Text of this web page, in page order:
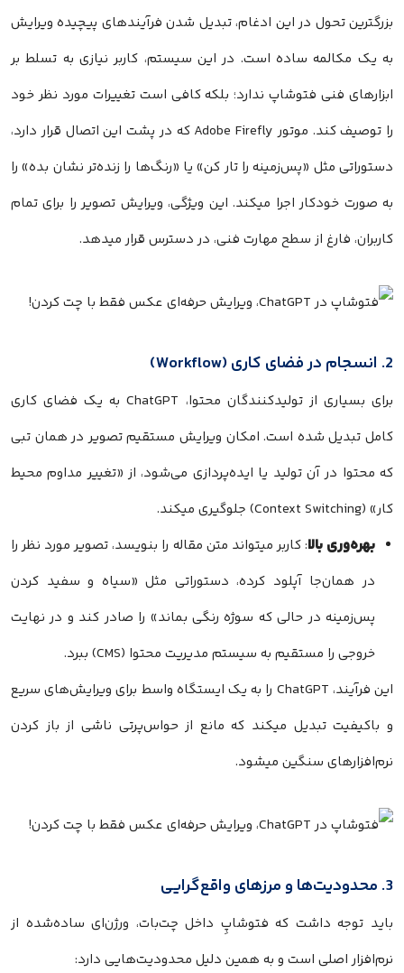
بزرگترین تحول در این ادغام، تبدیل شدن فرآیندهای پیچیده ویرایش
به یک مکالمه ساده است. در این سیستم، کاربر نیازی به تسلط بر
ابزارهای فنی فتوشاپ ندارد؛ بلکه کافی است تغییرات مورد نظر خود
را توصیف کند. موتور Adobe Firefly که در پشت این اتصال قرار دارد،
دستوراتی مثل «پس‌زمینه را تار کن» یا «رنگ‌ها را زنده‌تر نشان بده» را
به صورت خودکار اجرا میکند. این ویژگی، ویرایش تصویر را برای تمام
کاربران، فارغ از سطح مهارت فنی، در دسترس قرار میدهد.
2. انسجام در فضای کاری (Workflow)
برای بسیاری از تولیدکنندگان محتوا، ChatGPT به یک فضای کاری
کامل تبدیل شده است. امکان ویرایش مستقیم تصویر در همان تبی
که محتوا در آن تولید یا ایده‌پردازی می‌شود، از «تغییر مداوم محیط
کار» (Context Switching) جلوگیری میکند.
بهره‌وری بالا: کاربر میتواند متن مقاله را بنویسد، تصویر مورد نظر را
در همان‌جا آپلود کرده، دستوراتی مثل «سیاه و سفید کردن
پس‌زمینه در حالی که سوژه رنگی بماند» را صادر کند و در نهایت
خروجی را مستقیم به سیستم مدیریت محتوا (CMS) ببرد.
این فرآیند، ChatGPT را به یک ایستگاه واسط برای ویرایش‌های سریع
و باکیفیت تبدیل میکند که مانع از حواس‌پرتی ناشی از باز کردن
نرم‌افزارهای سنگین میشود.
3. محدودیت‌ها و مرزهای واقع‌گرایی
باید توجه داشت که فتوشاپِ داخل چت‌بات، ورژن‌ای ساده‌شده از
نرم‌افزار اصلی است و به همین دلیل محدودیت‌هایی دارد: